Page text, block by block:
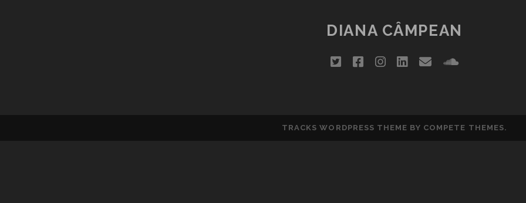
DIANA CÂMPEAN
twitterfacebookinstagram
linkedin
emailsoundcloud
TRACKS WORDPRESS THEME BY COMPETE THEMES.